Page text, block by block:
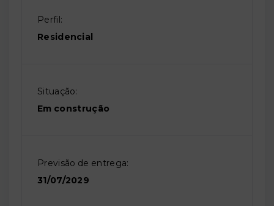
Perfil:
Residencial
Situação:
Em construção
Previsão de entrega:
31/07/2029